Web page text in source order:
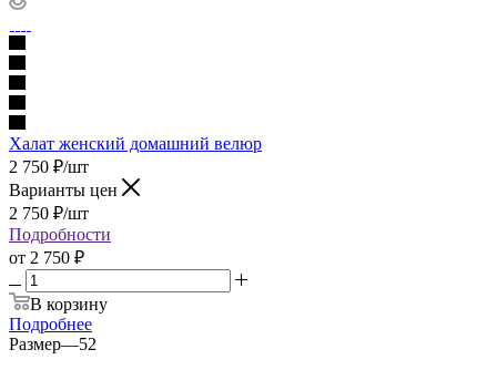
Халат женский домашний велюр
2 750 ₽/шт
Варианты цен
2 750 ₽/шт
Подробности
от 2 750 ₽
В корзину
Подробнее
Размер—52